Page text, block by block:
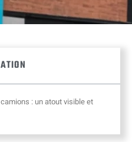
: un atout visible et